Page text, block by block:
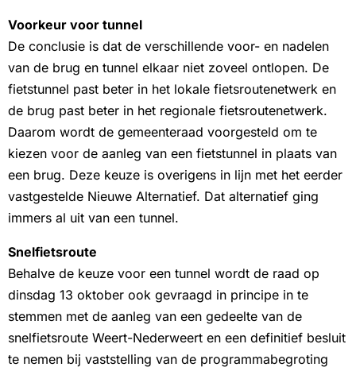
Voorkeur voor tunnel
De conclusie is dat de verschillende voor- en nadelen
van de brug en tunnel elkaar niet zoveel ontlopen. De
fietstunnel past beter in het lokale fietsroutenetwerk en
de brug past beter in het regionale fietsroutenetwerk.
Daarom wordt de gemeenteraad voorgesteld om te
kiezen voor de aanleg van een fietstunnel in plaats van
een brug. Deze keuze is overigens in lijn met het eerder
vastgestelde Nieuwe Alternatief. Dat alternatief ging
immers al uit van een tunnel.
Snelfietsroute
Behalve de keuze voor een tunnel wordt de raad op
dinsdag 13 oktober ook gevraagd in principe in te
stemmen met de aanleg van een gedeelte van de
snelfietsroute Weert-Nederweert en een definitief besluit
te nemen bij vaststelling van de programmabegroting